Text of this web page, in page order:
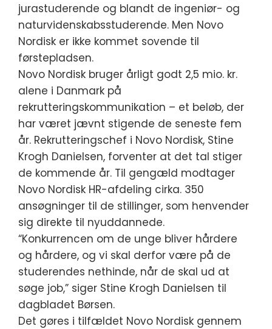
jurastuderende og blandt de ingeniør- og
naturvidenskabsstuderende. Men Novo
Nordisk er ikke kommet sovende til
førstepladsen.
Novo Nordisk bruger årligt godt 2,5 mio. kr.
alene i Danmark på
rekrutteringskommunikation – et beløb, der
har været jævnt stigende de seneste fem
år. Rekrutteringschef i Novo Nordisk, Stine
Krogh Danielsen, forventer at det tal stiger
de kommende år. Til gengæld modtager
Novo Nordisk HR-afdeling cirka. 350
ansøgninger til de stillinger, som henvender
sig direkte til nyuddannede.
“Konkurrencen om de unge bliver hårdere
og hårdere, og vi skal derfor være på de
studerendes nethinde, når de skal ud at
søge job,” siger Stine Krogh Danielsen til
dagbladet Børsen.
Det gøres i tilfældet Novo Nordisk gennem